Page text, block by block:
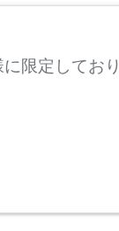
限定しており